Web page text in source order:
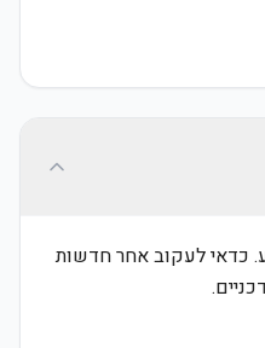
כדאי לעקוב אחר חדשות